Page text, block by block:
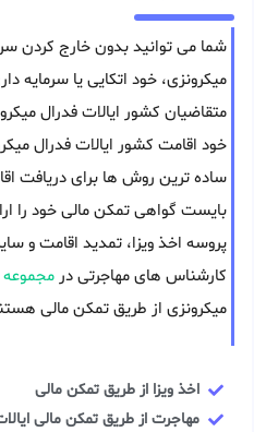
شما می توانید بدون خارج کردن
میکرونزی، خود اتکایی یا سرمایه
متقاضیان کشور ایالات فدرال
خود اقامت کشور ایالات فدرال
ساده ترین روش ها برای دریافت
بایست گواهی تمکن مالی خود را
پروسه اخذ ویزا، تمدید اقامت و
کارشناس های مهاجرتی در مجموعه
میکرونزی از طریق تمکن مالی
اخذ ویزا از طریق تمکن مالی
مهاجرت از طریق تمکن مالی